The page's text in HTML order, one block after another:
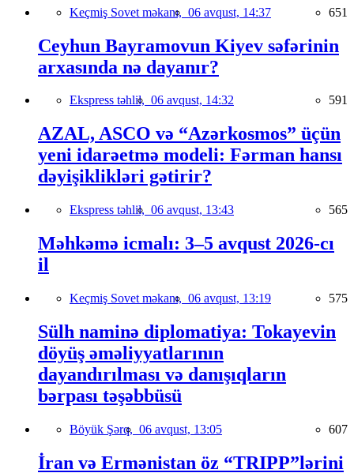
Keçmiş Sovet məkanı, 06 avqust, 14:37 651
Ceyhun Bayramovun Kiyev səfərinin
arxasında nə dayanır?
Ekspress təhlil, 06 avqust, 14:32 591
AZAL, ASCO və “Azərkosmos” üçün
yeni idarəetmə modeli: Fərman hansı
dəyişiklikləri gətirir?
Ekspress təhlil, 06 avqust, 13:43 565
Məhkəmə icmalı: 3–5 avqust 2026-cı
il
Keçmiş Sovet məkanı, 06 avqust, 13:19 575
Sülh naminə diplomatiya: Tokayevin
döyüş əməliyyatlarının
dayandırılması və danışıqların
bərpası təşəbbüsü
Böyük Şərq, 06 avqust, 13:05 607
İran və Ermənistan öz “TRIPP”lərini